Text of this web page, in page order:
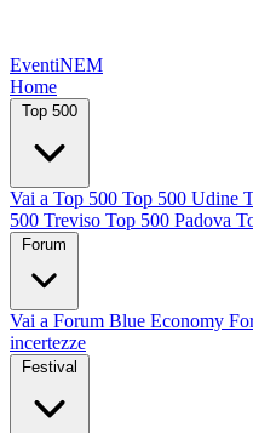
EventiNEM
Home
Top 500
Vai a Top 500 Top 500 Udine
500 Treviso Top 500 Padova
Forum
Vai a Forum Blue Economy
incertezze
Festival